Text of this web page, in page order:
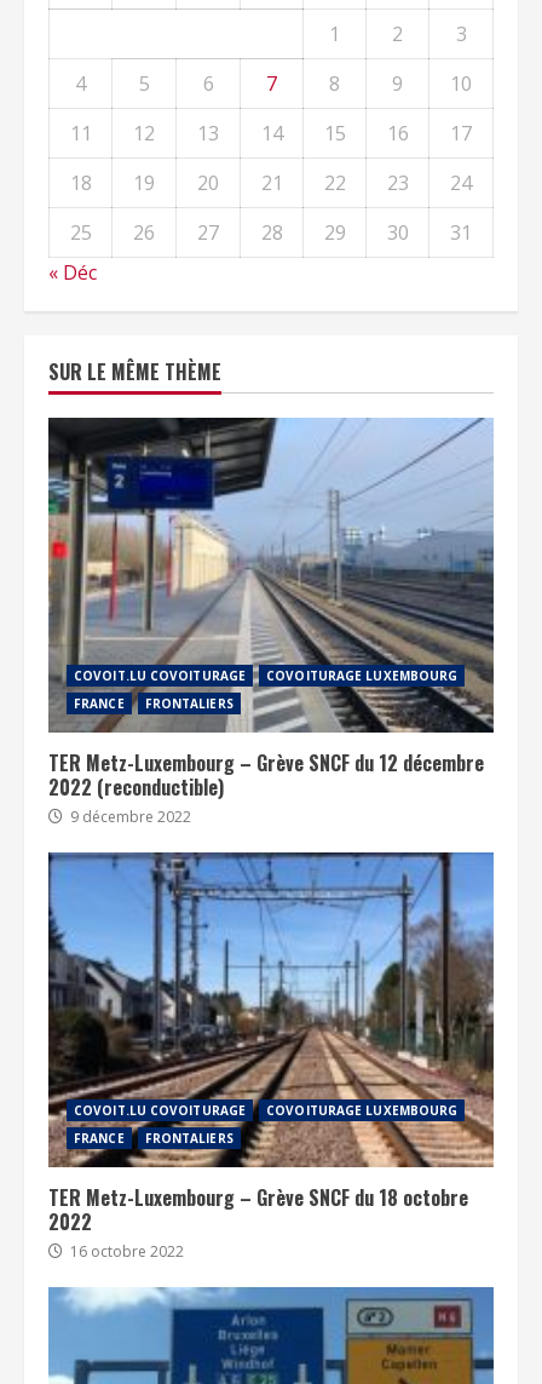
1 2
3
4
5 6 7 8 9
10
11
12 13 14 15 16
17
18
19 20 21 22 23
24
25
26 27 28 29 30
31
« Déc
SUR LE MÊME THÈME
COVOIT.LU COVOITURAGE
COVOITURAGE LUXEMBOURG
FRANCE
FRONTALIERS
TER Metz-Luxembourg – Grève SNCF du 12 décembre
2022 (reconductible)
9 décembre 2022
COVOIT.LU COVOITURAGE
COVOITURAGE LUXEMBOURG
FRANCE
FRONTALIERS
TER Metz-Luxembourg – Grève SNCF du 18 octobre
2022
16 octobre 2022